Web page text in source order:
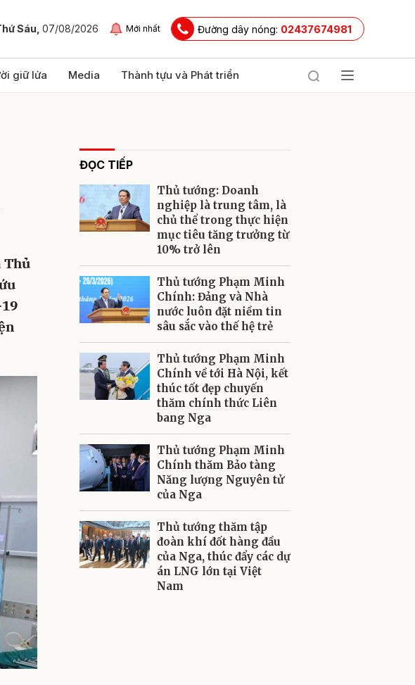
Sáu, 07/08/2026 Mới nhất Đường dây nóng: 02437674981
giữ lửa Media Thành tựu và Phát triển
Thủ
ĐỌC TIẾP
Thủ tướng: Doanh
nghiệp là trung tâm, là
chủ thể trong thực hiện
mục tiêu tăng trưởng từ
10% trở lên
Thủ tướng Phạm Minh
Chính: Đảng và Nhà
nước luôn đặt niềm tin
sâu sắc vào thế hệ trẻ
Thủ tướng Phạm Minh
Chính về tới Hà Nội, kết
thúc tốt đẹp chuyến
thăm chính thức Liên
bang Nga
Thủ tướng Phạm Minh
Chính thăm Bảo tàng
Năng lượng Nguyên tử
của Nga
Thủ tướng thăm tập
đoàn khí đốt hàng đầu
của Nga, thúc đẩy các dự
án LNG lớn tại Việt
Nam
Gửi